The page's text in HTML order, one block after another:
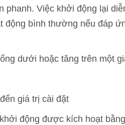
phanh. Việc khởi động lại
động bình thường nếu đáp
dưới hoặc tăng trên một
giá trị cài đặt
động được kích hoạt